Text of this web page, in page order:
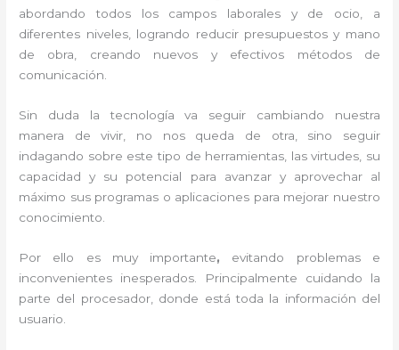
abordando todos los campos laborales y de ocio, a
diferentes niveles, logrando reducir presupuestos y mano
de obra, creando nuevos y efectivos métodos de
comunicación.
Sin duda la tecnología va seguir cambiando nuestra
manera de vivir, no nos queda de otra, sino seguir
indagando sobre este tipo de herramientas, las virtudes, su
capacidad y su potencial para avanzar y aprovechar al
máximo sus programas o aplicaciones para mejorar nuestro
conocimiento.
Por ello es muy importante, evitando problemas e
inconvenientes inesperados. Principalmente cuidando la
parte del procesador, donde está toda la información del
usuario.